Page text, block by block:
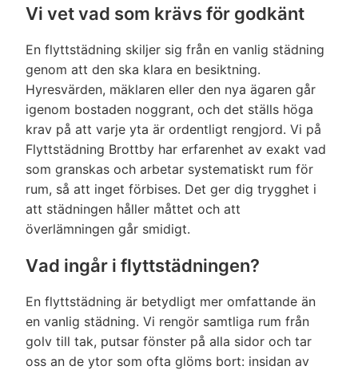
invändig rengöring, djupare rengöring utförs
✔ Utsida på fönsterbleck
(Endast på balkongen om tillval av balkong
gjorts).
✔Rengöring mellan glas där fönster ej går att
dela på.
✔ Rengöring av trasiga fönster.
✔Bortforsling av skräp eller lösa föremål som
ska kastas.
Vi vet vad som krävs för godkänt
En flyttstädning skiljer sig från en vanlig städning
genom att den ska klara en besiktning.
Hyresvärden, mäklaren eller den nya ägaren går
igenom bostaden noggrant, och det ställs höga
krav på att varje yta är ordentligt rengjord. Vi på
Flyttstädning Brottby har erfarenhet av exakt vad
som granskas och arbetar systematiskt rum för
rum, så att inget förbises. Det ger dig trygghet i
att städningen håller måttet och att
överlämningen går smidigt.
Vad ingår i flyttstädningen?
En flyttstädning är betydligt mer omfattande än
en vanlig städning. Vi rengör samtliga rum från
golv till tak, putsar fönster på alla sidor och tar
oss an de ytor som ofta glöms bort: insidan av